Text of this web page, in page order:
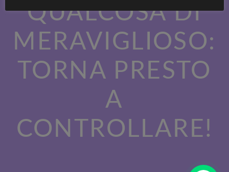
QUALCOSA DI
MERAVIGLIOSO:
TORNA PRESTO
A
CONTROLLARE!